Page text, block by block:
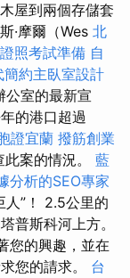
屋到兩個存儲套
·摩爾（Wes 北
照考試準備 自
簡約主臥室設計
公室的最新宣
的港口超過
證宜蘭 撥筋創業
案的情況。 藍
分析的SEO專家
人”！ 2.5公里的
普斯科河上方。
您的興趣，並在
您的請求。 台